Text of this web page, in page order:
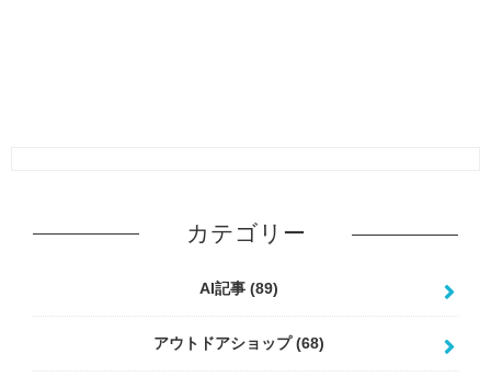
カテゴリー
AI記事 (89)
アウトドアショップ(68)